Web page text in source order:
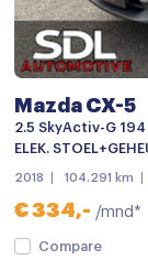
Chroom
Dakspoiler
Keyless entry
Mazda CX-5
2.5 SkyActiv-G 194
ELEK.
2018 104.291 km
€ 334,- /mnd*
Compare